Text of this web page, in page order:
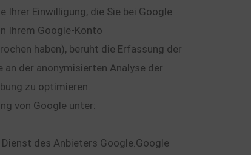
Einwilligung, die Sie bei Google
Ihrem Google-Konto
haben), beruht die Erfassung der
der anonymisierten Analyse der
zu optimieren.
von Google unter:
des Anbieters Google.Google